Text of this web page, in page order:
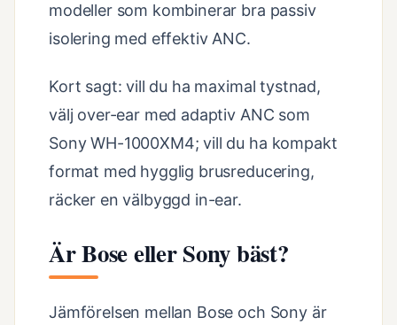
modeller som kombinerar bra passiv
isolering med effektiv ANC.
Kort sagt: vill du ha maximal tystnad,
välj over-ear med adaptiv ANC som
Sony WH-1000XM4; vill du ha kompakt
format med hygglig brusreducering,
räcker en välbyggd in-ear.
Är Bose eller Sony bäst?
Jämförelsen mellan Bose och Sony är